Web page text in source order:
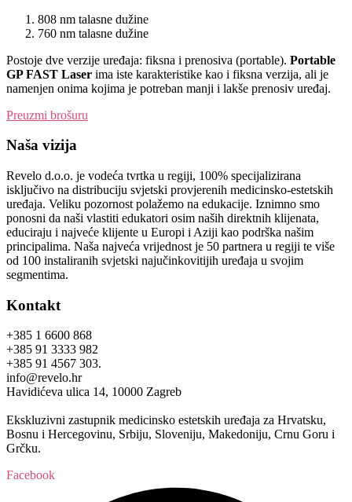
808 nm talasne dužine
760 nm talasne dužine
Postoje dve verzije uređaja: fiksna i prenosiva (portable). Portable
GP FAST Laser ima iste karakteristike kao i fiksna verzija, ali je
namenjen onima kojima je potreban manji i lakše prenosiv uređaj.
Preuzmi brošuru
Naša vizija
Revelo d.o.o. je vodeća tvrtka u regiji, 100% specijalizirana
isključivo na distribuciju svjetski provjerenih medicinsko-estetskih
uređaja. Veliku pozornost polažemo na edukacije. Iznimno smo
ponosni da naši vlastiti edukatori osim naših direktnih klijenata,
educiraju i najveće klijente u Europi i Aziji kao podrška našim
principalima. Naša najveća vrijednost je 50 partnera u regiji te više
od 100 instaliranih svjetski najučinkovitijih uređaja u svojim
segmentima.
Kontakt
+385 1 6600 868
+385 91 3333 982
+385 91 4567 303.
info@revelo.hr
Havidićeva ulica 14, 10000 Zagreb
Ekskluzivni zastupnik medicinsko estetskih uređaja za Hrvatsku,
Bosnu i Hercegovinu, Srbiju, Sloveniju, Makedoniju, Crnu Goru i
Grčku.
Facebook